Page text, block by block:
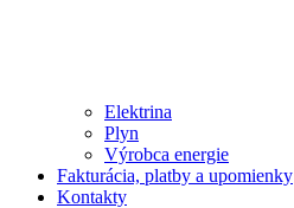
Elektrina
Plyn
Výrobca energie
Fakturácia, platby a upomienky
Kontakty